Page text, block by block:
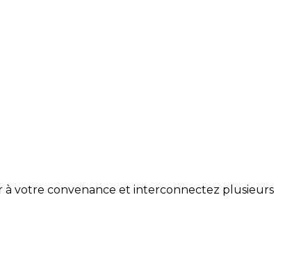
votre convenance et interconnectez plusieurs